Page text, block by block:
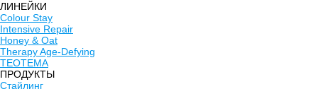
ЛИНЕЙКИ
Colour Stay
Intensive Repair
Honey & Oat
Therapy Age-Defying
TEOTEMA
ПРОДУКТЫ
Стайлинг